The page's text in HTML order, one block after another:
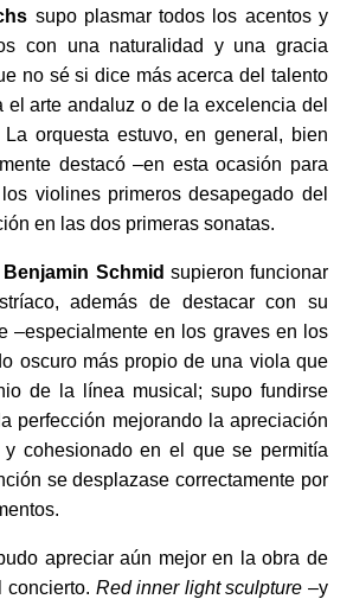
supo plasmar todos los acentos y
con una naturalidad y una gracia
no sé si dice más acerca del talento
el arte andaluz o de la excelencia del
orquesta estuvo, en general, bien
destacó –en esta ocasión para
violines primeros desapegado del
en las dos primeras sonatas.
Benjamin Schmid supieron funcionar
además de destacar con su
–especialmente en los graves en los
oscuro más propio de una viola que
de la línea musical; supo fundirse
perfección mejorando la apreciación
cohesionado en el que se permitía
se desplazase correctamente por
apreciar aún mejor en la obra de
concierto. Red inner light sculpture –y